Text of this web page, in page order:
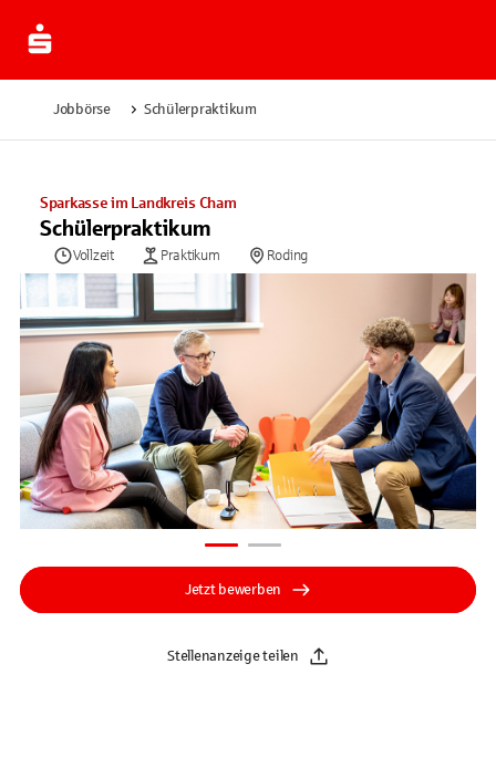
Jobbörse Schülerpraktikum
Sparkasse im Landkreis Cham
Schülerpraktikum
Vollzeit Praktikum Roding
Jetzt bewerben
Stellenanzeige teilen